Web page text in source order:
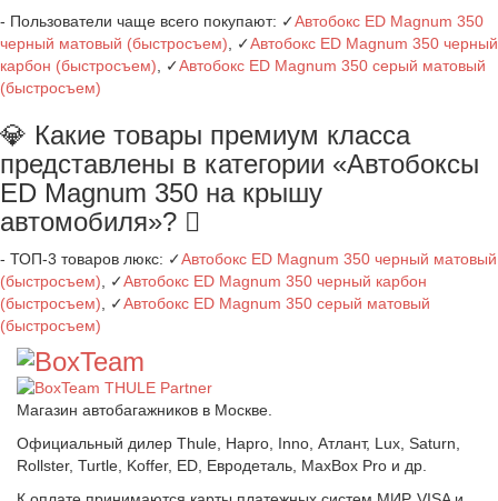
- Пользователи чаще всего покупают: ✓Автобокс ED Magnum 350
черный матовый (быстросъем) , ✓Автобокс ED Magnum 350 черный
карбон (быстросъем) , ✓Автобокс ED Magnum 350 серый матовый
(быстросъем)
💎 Какие товары премиум класса
представлены в категории «Автобоксы
ED Magnum 350 на крышу
автомобиля»?
- ТОП-3 товаров люкс: ✓Автобокс ED Magnum 350 черный матовый
(быстросъем) , ✓Автобокс ED Magnum 350 черный карбон
(быстросъем) , ✓Автобокс ED Magnum 350 серый матовый
(быстросъем)
Магазин автобагажников в Москве.
Официальный дилер Thule, Hapro, Inno, Атлант, Lux, Saturn,
Rollster, Turtle, Koffer, ED, Евродеталь, MaxBox Pro и др.